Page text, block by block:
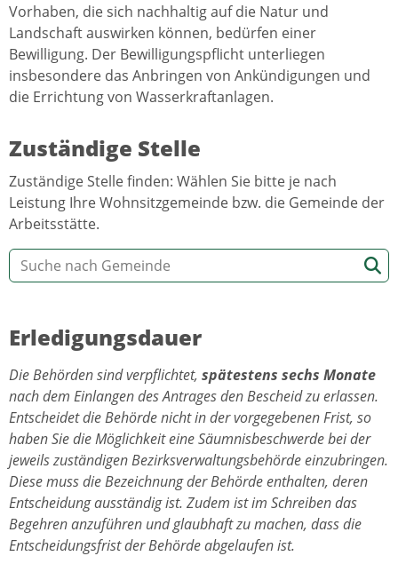
Vorhaben, die sich nachhaltig auf die Natur und
Landschaft auswirken können, bedürfen einer
Bewilligung. Der Bewilligungspflicht unterliegen
insbesondere das Anbringen von Ankündigungen und
die Errichtung von Wasserkraftanlagen.
Zuständige Stelle
Zuständige Stelle finden: Wählen Sie bitte je nach
Leistung Ihre Wohnsitzgemeinde bzw. die Gemeinde der
Arbeitsstätte.
Erledigungsdauer
Die Behörden sind verpflichtet, spätestens sechs Monate
nach dem Einlangen des Antrages den Bescheid zu erlassen.
Entscheidet die Behörde nicht in der vorgegebenen Frist, so
haben Sie die Möglichkeit eine Säumnisbeschwerde bei der
jeweils zuständigen Bezirksverwaltungsbehörde einzubringen.
Diese muss die Bezeichnung der Behörde enthalten, deren
Entscheidung ausständig ist. Zudem ist im Schreiben das
Begehren anzuführen und glaubhaft zu machen, dass die
Entscheidungsfrist der Behörde abgelaufen ist.